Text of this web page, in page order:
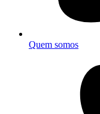
Quem somos